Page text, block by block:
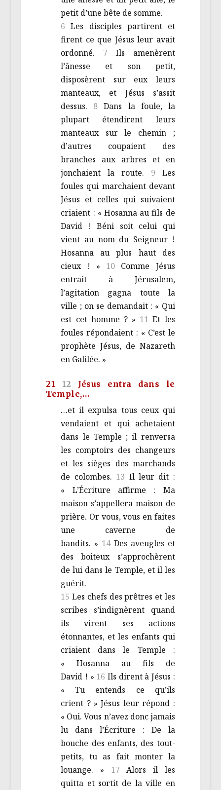
petit d’une bête de somme.
6Les disciples partirent et
firent ce que Jésus leur avait
ordonné. 7 Ils amenèrent
l’ânesse et son petit,
disposèrent sur eux leurs
manteaux, et Jésus s’assit
dessus. 8Dans la foule, la
plupart étendirent leurs
manteaux sur le chemin ;
d’autres coupaient des
branches aux arbres et en
jonchaient la route. 9 Les
foules qui marchaient devant
Jésus et celles qui suivaient
criaient : « Hosanna au fils de
David ! Béni soit celui qui
vient au nom du Seigneur !
Hosanna au plus haut des
cieux ! » 10 Comme Jésus
entrait à Jérusalem,
l’agitation gagna toute la
ville ; on se demandait : « Qui
est cet homme ? » 11Et les
foules répondaient : « C’est le
prophète Jésus, de Nazareth
en Galilée. »
21 12 Jésus entra dans le
Temple,…
…et il expulsa tous ceux qui
vendaient et qui achetaient
dans le Temple ; il renversa
les comptoirs des changeurs
et les sièges des marchands
de colombes. 13 Il leur dit :
« L’Écriture affirme : Ma
maison s’appellera maison de
prière. Or vous, vous en faites
une caverne de
bandits. » 14Des aveugles et
des boiteux s’approchèrent
de lui dans le Temple, et il les
guérit.
15Les chefs des prêtres et les
scribes s’indignèrent quand
ils virent ses actions
étonnantes, et les enfants qui
criaient dans le Temple :
« Hosanna au fils de
David ! » 16Ils dirent à Jésus :
« Tu entends ce qu’ils
crient ? » Jésus leur répond :
« Oui. Vous n’avez donc jamais
lu dans l’Écriture : De la
bouche des enfants, des tout-
petits, tu as fait monter la
louange. » 17Alors il les
quitta et sortit de la ville en